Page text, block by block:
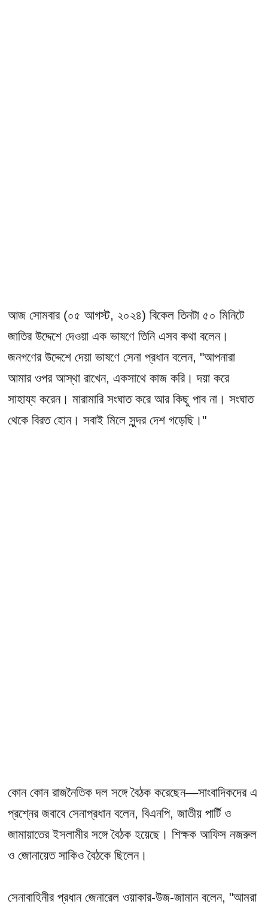
আজ সোমবার (০৫ আগস্ট, ২০২৪) বিকেল তিনটা ৫০ মিনিটে
জাতির উদ্দেশে দেওয়া এক ভাষণে তিনি এসব কথা বলেন।
জনগণের উদ্দেশে দেয়া ভাষণে সেনা প্রধান বলেন, "আপনারা
আমার ওপর আস্থা রাখেন, একসাথে কাজ করি। দয়া করে
সাহায্য করেন। মারামারি সংঘাত করে আর কিছু পাব না। সংঘাত
থেকে বিরত হোন। সবাই মিলে সুন্দর দেশ গড়েছি।"
কোন কোন রাজনৈতিক দল সঙ্গে বৈঠক করেছেন—সাংবাদিকদের এ
প্রশ্নের জবাবে সেনাপ্রধান বলেন, বিএনপি, জাতীয় পার্টি ও
জামায়াতের ইসলামীর সঙ্গে বৈঠক হয়েছে। শিক্ষক আফিস নজরুল
ও জোনায়েত সাকিও বৈঠকে ছিলেন।
সেনাবাহিনীর প্রধান জেনারেল ওয়াকার-উজ-জামান বলেন, "আমরা